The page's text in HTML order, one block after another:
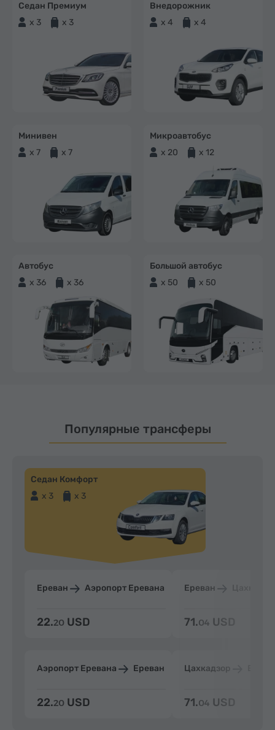
Седан Премиум
x 3
x 3
Внедорожник
x 4
x 4
Минивен
x 7
x 7
Микроавтобус
x 20
x 12
Автобус
x 36
x 36
Большой автобус
x 50
x 50
Популярные трансферы
Седан Комфорт
x 3
x 3
Ереван Аэропорт Еревана
22.20 USD
Аэропорт Еревана Ереван
22.20 USD
Ереван
71.04 USD
Цахкадзор
71.04 USD